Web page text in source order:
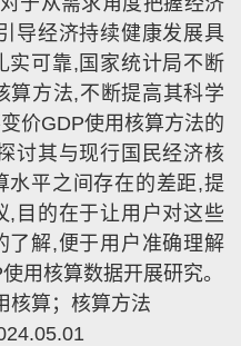
导经济持续健康发展具
实可靠, 国家统计局不断
算方法,不断提高其科学
价GDP使用核算方法的
讨其与现行国民经济核
水平之间存在的差距,提
, 目的在于让用户对这些
了解,便于用户准确理解
使用核算数据开展研究。
核算；核算方法